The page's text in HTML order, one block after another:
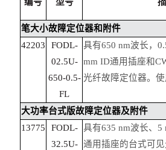
编号 型号
笔大小故障定位器和附件
42203
FODL-
02.5U-
650-0.5-
FL
具有650 nm波长，
mm ID通用插座和
光纤故障定位器。使
大功率台式版故障定位器及附件
13775
FODL-
32.5U-
具有635 nm波长、5
通用插座的台式可见